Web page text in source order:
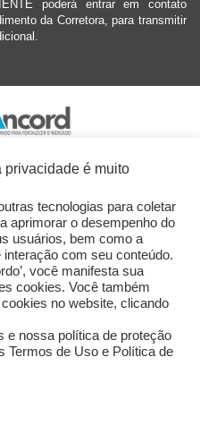
poderá entrar em contato
da Corretora, para transmitir
privacidade é muito
tecnologias para coletar
aprimorar o desempenho do
usuários, bem como a
com seu conteúdo.
você manifesta sua
cookies. Você também
no website, clicando
e nossa política de proteção
Termos de Uso e Política de